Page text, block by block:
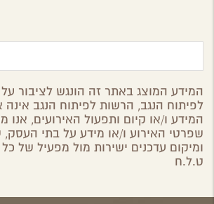
המידע המוצג באתר זה הונגש לציבור
לפיתוח הנגב, הרשות לפיתוח הנגב אינה
המידע ו/או קיום ותפעול האירועים, אנו
שפרטי האירוע ו/או מידע על בתי העסק,
ומיקום עדכנים ישירות מול מפעיל של
ט.ל.ח